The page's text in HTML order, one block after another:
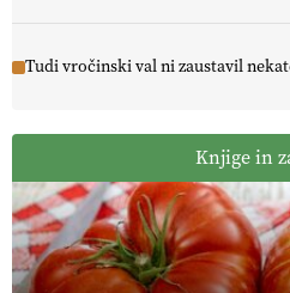
Tudi vročinski val ni zaustavil
Knjige in